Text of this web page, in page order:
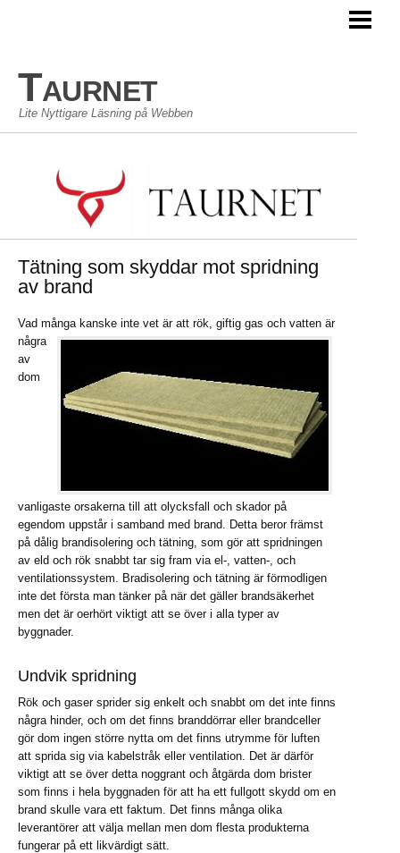
Taurnet
Lite Nyttigare Läsning på Webben
Tätning som skyddar mot spridning
av brand
Vad många kanske inte vet är att rök, giftig gas och vatten är
några
av
dom
vanligaste orsakerna till att olycksfall och skador på
egendom uppstår i samband med brand. Detta beror främst
på dålig brandisolering och tätning, som gör att spridningen
av eld och rök snabbt tar sig fram via el-, vatten-, och
ventilationssystem. Bradisolering och tätning är förmodligen
inte det första man tänker på när det gäller brandsäkerhet
men det är oerhört viktigt att se över i alla typer av
byggnader.
Undvik spridning
Rök och gaser sprider sig enkelt och snabbt om det inte finns
några hinder, och om det finns branddörrar eller brandceller
gör dom ingen större nytta om det finns utrymme för luften
att sprida sig via kabelstråk eller ventilation. Det är därför
viktigt att se över detta noggrant och åtgärda dom brister
som finns i hela byggnaden för att ha ett fullgott skydd om en
brand skulle vara ett faktum. Det finns många olika
leverantörer att välja mellan men dom flesta produkterna
fungerar på ett likvärdigt sätt.